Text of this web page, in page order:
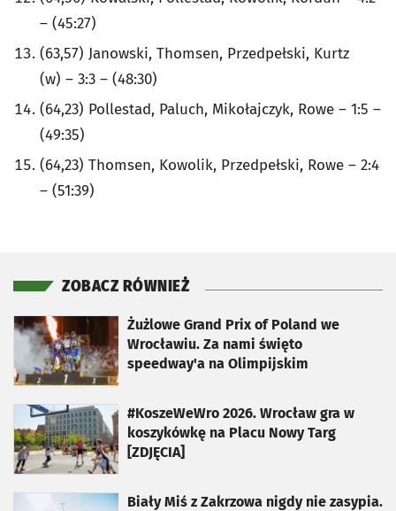
– (45:27)
(63,57) Janowski, Thomsen, Przedpełski, Kurtz
(w) – 3:3 – (48:30)
(64,23) Pollestad, Paluch, Mikołajczyk, Rowe – 1:5 –
(49:35)
(64,23) Thomsen, Kowolik, Przedpełski, Rowe – 2:4
– (51:39)
ZOBACZ RÓWNIEŻ
Żużlowe Grand Prix of Poland we
Wrocławiu. Za nami święto
speedway'a na Olimpijskim
otworzy się w nowej karcie
#KoszeWeWro 2026. Wrocław gra w
koszykówkę na Placu Nowy Targ
[ZDJĘCIA]
otworzy się w nowej karcie
Biały Miś z Zakrzowa nigdy nie zasypia.
otworzy się w nowej karcie